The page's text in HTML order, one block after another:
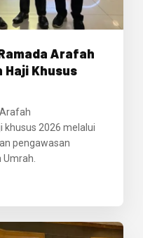
Arafah
Haji Khusus
2026 melalui
pengawasan